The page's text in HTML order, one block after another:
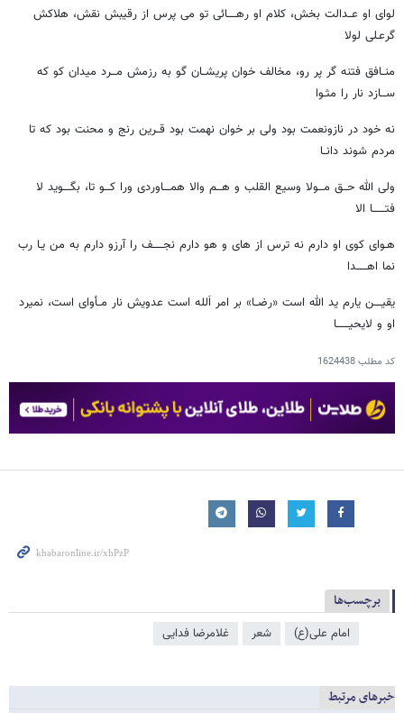
لوای او عــدالت بخش، کلام او رهـــــائی تو می پرس از رقیبش نقش، هلاکش
گرعـلی لولا
منــافق فتنه گر پر رو، مخالف خوان پریشــان گو به رزمش مـــرد میدان کو که
ســـازد نار را مثـوا
نه خود در نازونعمت بود ولی بر خوان نهمت بود قــرین رنج و محنت بود که تا
مردم شوند دانــا
ولی الله حــق مـــولا وسیع القلب و هـــم والا همــــاوردی ورا کـــو تا، بگــــوید لا
فتـــــــا الا
هـوای کوی او دارم نه ترس از های و هو دارم نجــــــف را آرزو دارم به من یـا رب
نما اهــــــدا
یقیــــن یارم ید الله است «رضــا» بر امر اَلله است عدویش نار مــأوای است، نمیرد
او و لایحیـــــــا
کد مطلب1624438
برچسب‌ها
امام علی(ع) شعر غلامرضا فدایی
خبرهای مرتبط